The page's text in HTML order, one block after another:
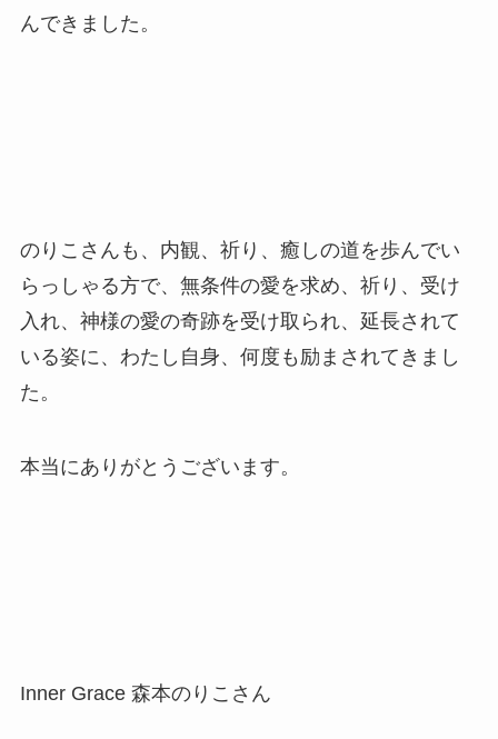
んできました。
のりこさんも、内観、祈り、癒しの道を歩んでい
らっしゃる方で、無条件の愛を求め、祈り、受け
入れ、神様の愛の奇跡を受け取られ、延長されて
いる姿に、わたし自身、何度も励まされてきまし
た。
本当にありがとうございます。
Inner Grace 森本のりこさん